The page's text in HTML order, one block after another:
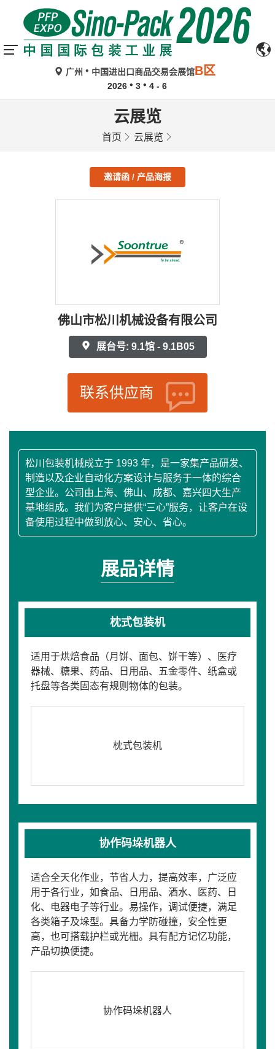
广州 中国进出口商品交易会展馆B区
2026 3 4 - 6
云展览
首页 云展览
邀请函 / 产品海报
佛山市松川机械设备有限公司
展台号: 9.1馆 - 9.1B05
联系供应商
松川包装机械成立于 1993 年，是一家集产品研发、
制造以及企业自动化方案设计与服务于一体的综合
型企业。公司由上海、佛山、成都、嘉兴四大生产
基地组成。我们为客户提供“三心”服务，让客户在设
备使用过程中做到放心、安心、省心。
展品详情
枕式包装机
适用于烘焙食品（月饼、面包、饼干等）、医疗
器械、糖果、药品、日用品、五金零件、纸盒或
托盘等各类固态有规则物体的包装。
枕式包装机
协作码垛机器人
适合全天化作业，节省人力，提高效率，广泛应
用于各行业，如食品、日用品、酒水、医药、日
化、电器电子等行业。易操作，调试便捷，满足
各类箱子及垛型。具备力学防碰撞，安全性更
高，也可搭载护栏或光栅。具有配方记忆功能，
产品切换便捷。
协作码垛机器人